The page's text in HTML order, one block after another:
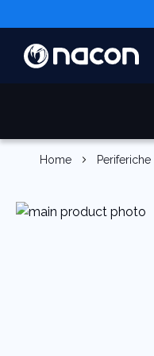
Home Periferiche
Vai